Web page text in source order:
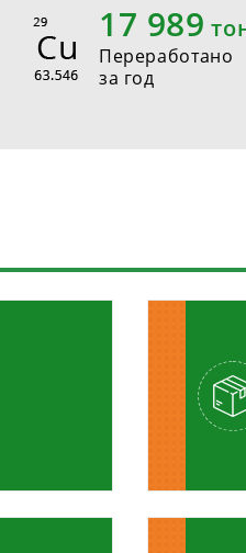
18 000
Переработано
за год